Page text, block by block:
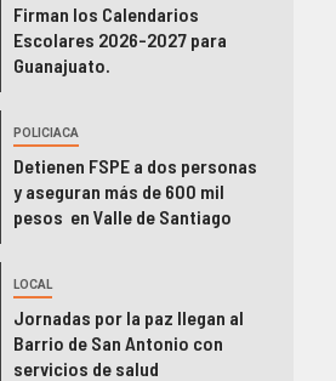
Firman los Calendarios
Escolares 2026-2027 para
Guanajuato.
POLICIACA
Detienen FSPE a dos personas
y aseguran más de 600 mil
pesos en Valle de Santiago
LOCAL
Jornadas por la paz llegan al
Barrio de San Antonio con
servicios de salud